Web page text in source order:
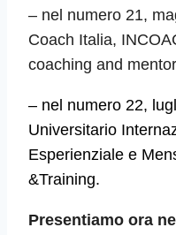
– nel numero 21,
Coach Italia,
coaching and
– nel numero 22,
Universitario
Esperienziale e
&Training.
Presentiamo ora